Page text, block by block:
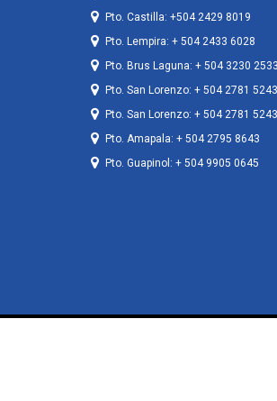
Pto. Castilla: +504 2429 8019
Pto. Lempira: + 504 2433 6028
Pto. Brus Laguna: + 504 3230 2533
Pto. San Lorenzo: + 504 2781 5243
Pto. San Lorenzo: + 504 2781 5243
Pto. Amapala: + 504 2795 8643
Pto. Guapinol: + 504 9905 0645